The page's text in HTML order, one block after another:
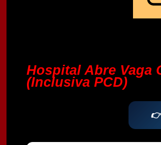
Hospital Abre Vaga
(Inclusiva PCD)